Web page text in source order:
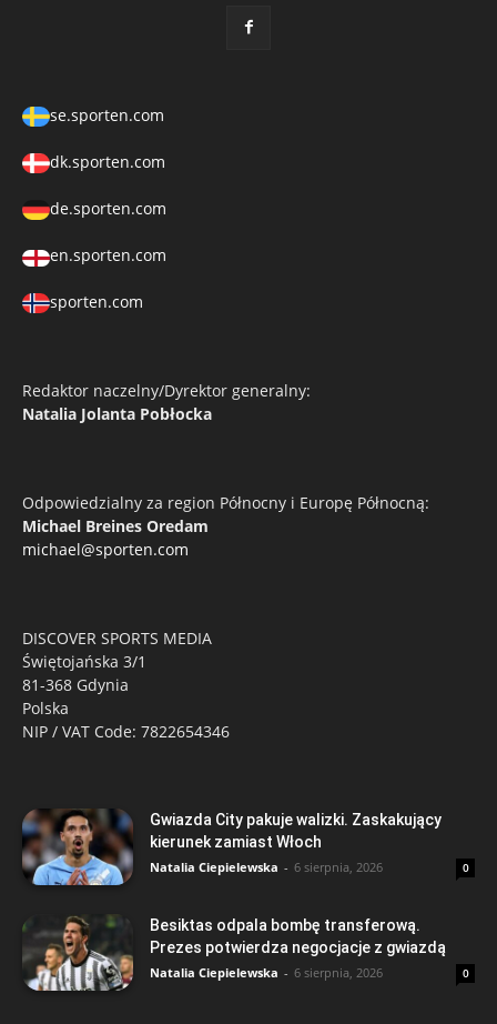
se.sporten.com
dk.sporten.com
de.sporten.com
en.sporten.com
sporten.com
Redaktor naczelny/Dyrektor generalny:
Natalia Jolanta Pobłocka
Odpowiedzialny za region Północny i Europę Północną:
Michael Breines Oredam
michael@sporten.com
DISCOVER SPORTS MEDIA
Świętojańska 3/1
81-368 Gdynia
Polska
NIP / VAT Code: 7822654346
Gwiazda City pakuje walizki. Zaskakujący
kierunek zamiast Włoch
Natalia Ciepielewska - 6 sierpnia, 2026 0
Besiktas odpala bombę transferową.
Prezes potwierdza negocjacje z gwiazdą
Natalia Ciepielewska - 6 sierpnia, 2026 0